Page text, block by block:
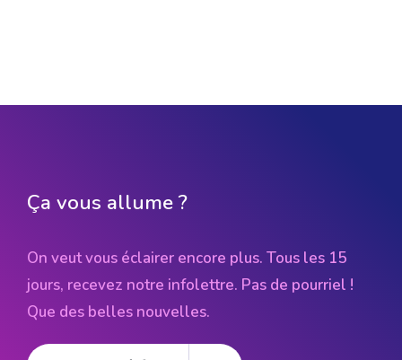
Ça vous allume ?
On veut vous éclairer encore plus. Tous les 15
jours, recevez notre infolettre. Pas de pourriel !
Que des belles nouvelles.